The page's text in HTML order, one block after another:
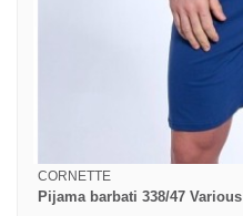
CORNETTE
Pijama barbati 338/47 Various